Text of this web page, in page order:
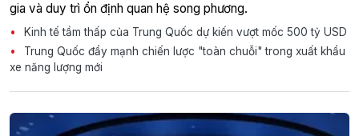
gia và duy trì ổn định quan hệ song phương.
Kinh tế tầm thấp của Trung Quốc dự kiến vượt mốc 500 tỷ USD
Trung Quốc đẩy mạnh chiến lược "toàn chuỗi" trong xuất khẩu
xe năng lượng mới